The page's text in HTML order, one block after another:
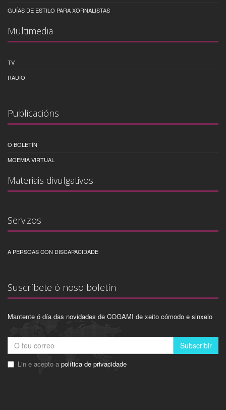
GUÍAS DE ESTILO PARA XORNALISTAS
Multimedia
TV
RADIO
Publicacións
O BOLETÍN
MOEMIA VIRTUAL
Materiais divulgativos
Servizos
A PERSOAS CON DISCAPACIDADE
Suscríbete ó noso boletín
Mantente ó día das novidades de COGAMI de xeito cómodo e sinxelo
Subscribir
Lin e acepto a política de privacidade